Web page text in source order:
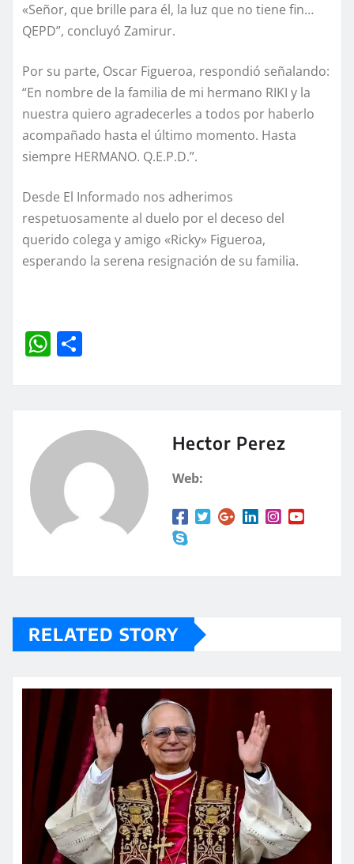
«Señor, que brille para él, la luz que no tiene fin…
QEPD”, concluyó Zamirur.
Por su parte, Oscar Figueroa, respondió señalando:
“En nombre de la familia de mi hermano RIKI y la
nuestra quiero agradecerles a todos por haberlo
acompañado hasta el último momento. Hasta
siempre HERMANO. Q.E.P.D.”.
Desde El Informado nos adherimos
respetuosamente al duelo por el deceso del
querido colega y amigo «Ricky» Figueroa,
esperando la serena resignación de su familia.
W
A
p
rt
Hector Perez
Web:
RELATED STORY